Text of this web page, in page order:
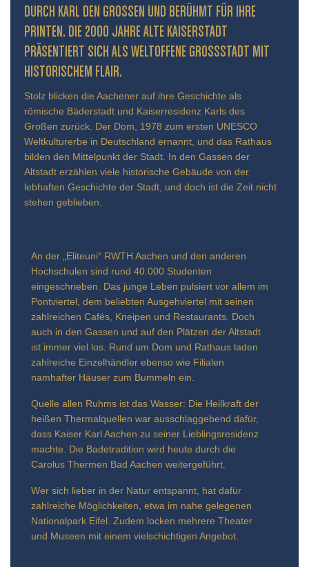
URCH KARL DEN GROSSEN UND BERÜHMT FÜR IHRE PR
INTEN. DIE 2000 JAHRE ALTE KAISERSTADT PR
ÄSENTIERT SICH ALS WELTOFFENE GROSSSTADT MIT HIS
TORISCHEM FLAIR.
Stolz blicken die Aachener auf ihre Geschichte als
römische Bäderstadt und Kaiserresidenz Karls des
Großen zurück. Der Dom, 1978 zum ersten UNESCO
Weltkulturerbe in Deutschland ernannt, und das Rathaus
bilden den Mittelpunkt der Stadt. In den Gassen der
Altstadt erzählen viele historische Gebäude von der
lebhaften Geschichte der Stadt, und doch ist die Zeit nicht
stehen geblieben.
An der „Eliteuni“ RWTH Aachen und den anderen
Hochschulen sind rund 40.000 Studenten
eingeschrieben. Das junge Leben pulsiert vor allem im
Pontviertel, dem beliebten Ausgehviertel mit seinen
zahlreichen Cafés, Kneipen und Restaurants. Doch
auch in den Gassen und auf den Plätzen der Altstadt
ist immer viel los. Rund um Dom und Rathaus laden
zahlreiche Einzelhändler ebenso wie Filialen
namhafter Häuser zum Bummeln ein.
Quelle allen Ruhms ist das Wasser: Die Heilkraft der
heißen Thermalquellen war ausschlaggebend dafür,
dass Kaiser Karl Aachen zu seiner Lieblingsresidenz
machte. Die Badetradition wird heute durch die
Carolus Thermen Bad Aachen weitergeführt.
Wer sich lieber in der Natur entspannt, hat dafür
zahlreiche Möglichkeiten, etwa im nahe gelegenen
Nationalpark Eifel. Zudem locken mehrere Theater
und Museen mit einem vielschichtigen Angebot.